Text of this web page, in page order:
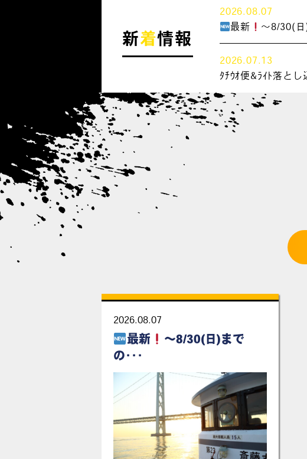
新着情報
2026.08.07
最新
～8/30(日
2026.07.13
ﾀﾁｳｵ便&ﾗｲﾄ落とし
2026.08.07
最新
～8/30(日)まで
の･･･